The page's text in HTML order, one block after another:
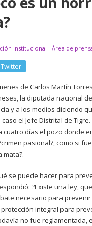
Institucional - Área de
Twitter
de Carlos Martín
la diputada nacional
y a los medios diciendo
el Jefe Distrital de
cuatro días el pozo donde
pasional?, como si
mata?.
se puede hacer para
?Existe una ley,
necesario para
integral para
no fue reglamentada,